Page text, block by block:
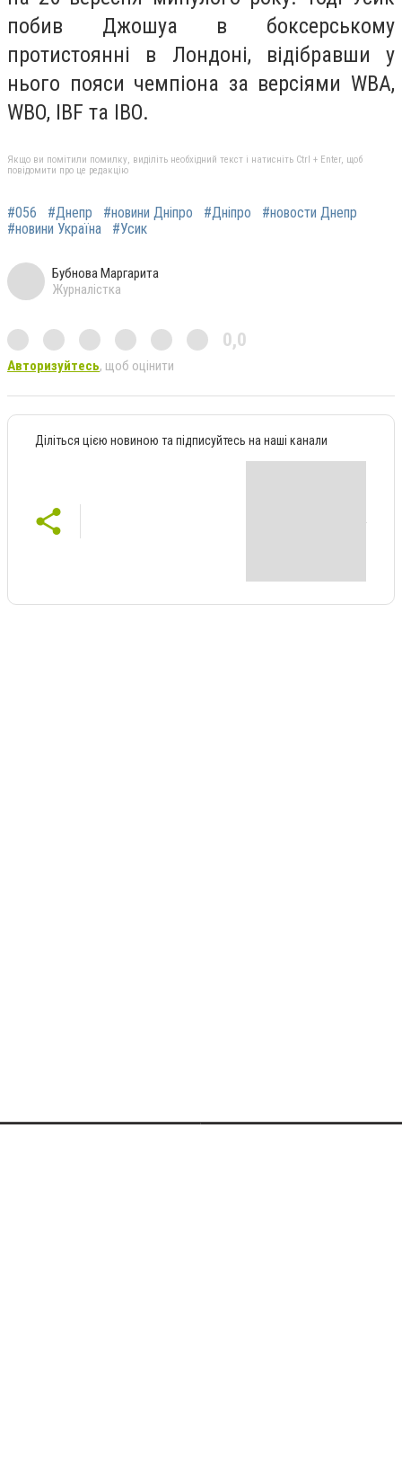
побив Джошуа в боксерському
протистоянні в Лондоні, відібравши у
нього пояси чемпіона за версіями WBA,
WBO, IBF та IBO.
Якщо ви помітили помилку, виділіть необхідний текст і натисніть Ctrl + Enter, щоб
повідомити про це редакцію
#056 #Днепр #новини Дніпро #Дніпро
#новости Днепр
#новини Україна
#Усик
Бубнова Маргарита
Журналістка
0,0
Авторизуйтесь, щоб оцінити
Діліться цією новиною та підписуйтесь на наші канали